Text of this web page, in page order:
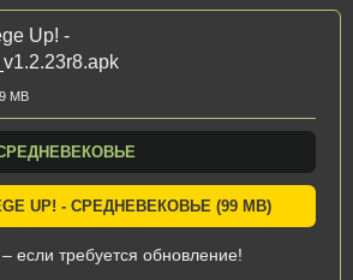
Up! -
MB
СРЕДНЕВЕКОВЬЕ
UP! - СРЕДНЕВЕКОВЬЕ (99 MB)
– если требуется обновление!